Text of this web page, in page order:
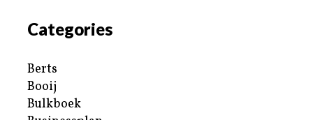
Categories
Berts
Booij
Bulkboek